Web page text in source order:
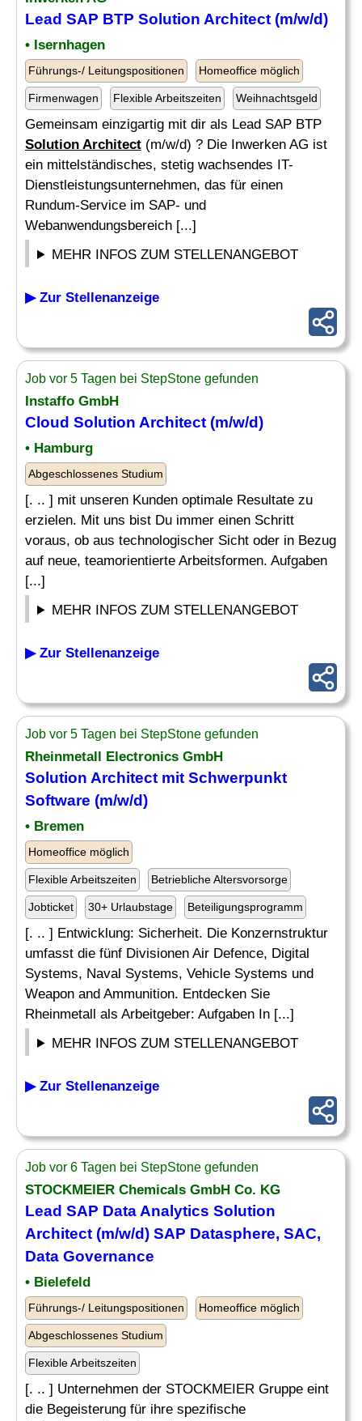
Lead SAP BTP Solution Architect (m/w/d)
• Isernhagen
Führungs-/ Leitungspositionen Homeoffice möglich
Firmenwagen Flexible Arbeitszeiten Weihnachtsgeld
Gemeinsam einzigartig mit dir als Lead SAP BTP
Solution Architect (m/w/d) ? Die Inwerken AG ist
ein mittelständisches, stetig wachsendes IT-
Dienstleistungsunternehmen, das für einen
Rundum-Service im SAP- und
Webanwendungsbereich [...]
MEHR INFOS ZUM STELLENANGEBOT
▶ Zur Stellenanzeige
Job vor 5 Tagen bei StepStone gefunden
Instaffo GmbH
Cloud Solution Architect (m/w/d)
• Hamburg
Abgeschlossenes Studium
[. .. ] mit unseren Kunden optimale Resultate zu
erzielen. Mit uns bist Du immer einen Schritt
voraus, ob aus technologischer Sicht oder in Bezug
auf neue, teamorientierte Arbeitsformen. Aufgaben
[...]
MEHR INFOS ZUM STELLENANGEBOT
▶ Zur Stellenanzeige
Job vor 5 Tagen bei StepStone gefunden
Rheinmetall Electronics GmbH
Solution Architect mit Schwerpunkt
Software (m/w/d)
• Bremen
Homeoffice möglich
Flexible Arbeitszeiten Betriebliche Altersvorsorge
Jobticket 30+ Urlaubstage Beteiligungsprogramm
[. .. ] Entwicklung: Sicherheit. Die Konzernstruktur
umfasst die fünf Divisionen Air Defence, Digital
Systems, Naval Systems, Vehicle Systems und
Weapon and Ammunition. Entdecken Sie
Rheinmetall als Arbeitgeber: Aufgaben In [...]
MEHR INFOS ZUM STELLENANGEBOT
▶ Zur Stellenanzeige
Job vor 6 Tagen bei StepStone gefunden
STOCKMEIER Chemicals GmbH Co. KG
Lead SAP Data Analytics Solution
Architect (m/w/d) SAP Datasphere, SAC,
Data Governance
• Bielefeld
Führungs-/ Leitungspositionen Homeoffice möglich
Abgeschlossenes Studium
Flexible Arbeitszeiten
[. .. ] Unternehmen der STOCKMEIER Gruppe eint
die Begeisterung für ihre spezifische